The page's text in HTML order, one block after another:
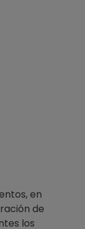
en
de
los